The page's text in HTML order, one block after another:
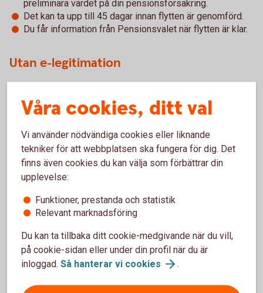
preliminära värdet på din pensionsförsäkring.
Det kan ta upp till 45 dagar innan flytten är genomförd.
Du får information från Pensionsvalet när flytten är klar.
Utan e-legitimation
flytta intjänat pensionskapital eller göra omval för nya
premier.
identitet kontaktar Pensionsvalet för hjälp med flytt av
befintligt kapital.
Falkenbergs Sparbanks erbjudande
Swedbanks entrélösning inom KAP-KL och AKAP-KR
Våra cookies, ditt val
Vi använder nödvändiga cookies eller liknande
tekniker för att webbplatsen ska fungera för dig. Det
finns även cookies du kan välja som förbättrar din
upplevelse:
Funktioner, prestanda och statistik
Relevant marknadsföring
Du kan ta tillbaka ditt cookie-medgivande när du vill,
på cookie-sidan eller under din profil när du är
inloggad. Så hanterar vi cookies .